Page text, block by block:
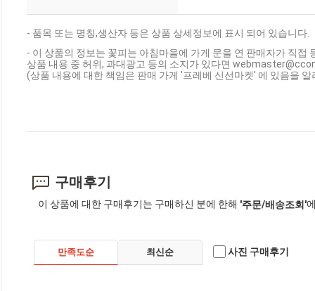
- 품목 또는 명칭,생산자 등은 상품 상세정보에 표시 되어 있습니다.
- 이 상품의 정보는 꽃피는 아침마을에 가게 문을 연 판매자가 직접
상품 내용 중 허위, 과대광고 등의 소지가 있다면
(상품 내용에 대한 책임은 판매 가게 '프레베 신선마켓' 에 있음을 알
구매후기
이 상품에 대한 구매후기는 구매하신 분에 한해 '주문/배송조회'
만족도순 최신순 사진 구매후기